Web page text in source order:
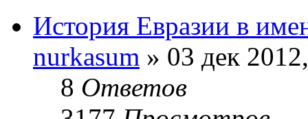
История Евразии в
nurkasum » 03 дек
8 Ответов